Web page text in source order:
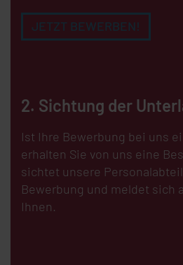
JETZT BEWERBEN!
2. Sichtung der
Ist Ihre Bewerbung bei uns
erhalten Sie von uns eine
sichtet unsere
Bewerbung und meldet sich
Ihnen.